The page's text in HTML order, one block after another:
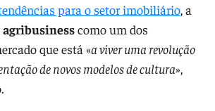
para o setor imobiliário, a
agribusinesscomo um dos
que está «a viver uma revolução
de novos modelos de cultura»,